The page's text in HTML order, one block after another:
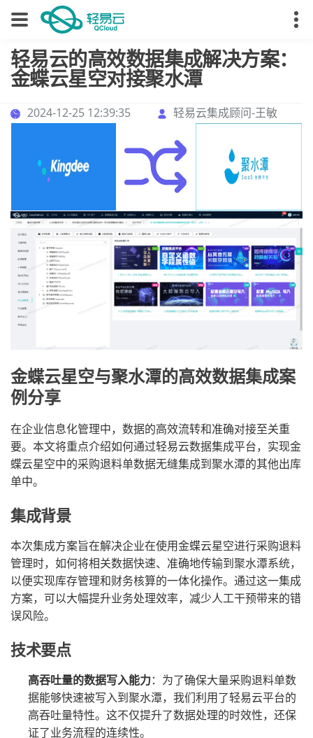
轻易云的高效数据集成解决方案：
金蝶云星空对接聚水潭
2024-12-25 12:39:35 轻易云集成顾问-王敏
金蝶云星空与聚水潭的高效数据集成案
例分享
在企业信息化管理中，数据的高效流转和准确对接至关重
要。本文将重点介绍如何通过轻易云数据集成平台，实现金
蝶云星空中的采购退料单数据无缝集成到聚水潭的其他出库
单中。
集成背景
本次集成方案旨在解决企业在使用金蝶云星空进行采购退料
管理时，如何将相关数据快速、准确地传输到聚水潭系统，
以便实现库存管理和财务核算的一体化操作。通过这一集成
方案，可以大幅提升业务处理效率，减少人工干预带来的错
误风险。
技术要点
高吞吐量的数据写入能力：为了确保大量采购退料单数
据能够快速被写入到聚水潭，我们利用了轻易云平台的
高吞吐量特性。这不仅提升了数据处理的时效性，还保
证了业务流程的连续性。